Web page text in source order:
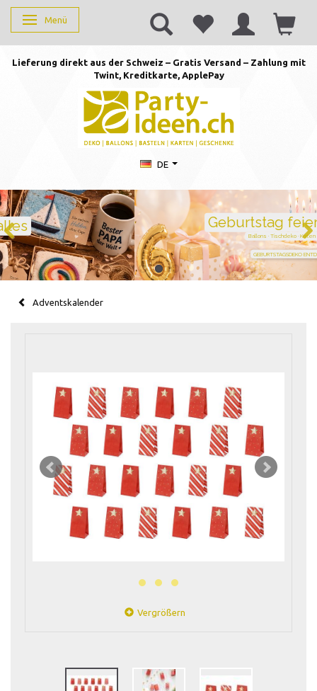
Anzeige ändern
Menü
Lieferung direkt aus der Schweiz – Gratis Versand – Zahlung mit
Twint, Kreditkarte, ApplePay
DE
Geburtstag feiern mit Stil
Ballons · Tischdeko · Karten · Zahlen
GEBURTSTAGSDEKO ENTDECKEN
Adventskalender
Vergrößern